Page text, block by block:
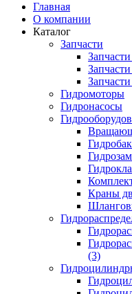
Главная
О компании
Каталог
Запчасти
Гидромоторы
Гидронасосы
Краны
(3)